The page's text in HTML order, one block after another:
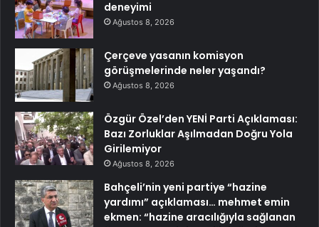
deneyimi
Ağustos 8, 2026
Çerçeve yasanın komisyon
görüşmelerinde neler yaşandı?
Ağustos 8, 2026
Özgür Özel’den YENİ Parti Açıklaması:
Bazı Zorluklar Aşılmadan Doğru Yola
Girilemiyor
Ağustos 8, 2026
Bahçeli’nin yeni partiye “hazine
yardımı” açıklaması… mehmet emin
ekmen: “hazine aracılığıyla sağlanan